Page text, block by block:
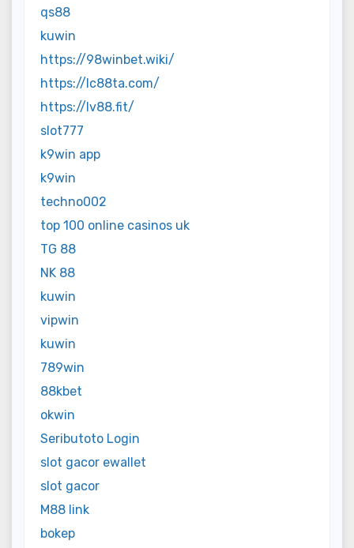
qs88
kuwin
https://98winbet.wiki/
https://lc88ta.com/
https://lv88.fit/
slot777
k9win app
k9win
techno002
top 100 online casinos uk
TG 88
NK 88
kuwin
vipwin
kuwin
789win
88kbet
okwin
Seributoto Login
slot gacor ewallet
slot gacor
M88 link
bokep